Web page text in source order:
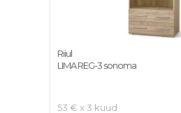
53 € x 3 kuud
Riiul
LIMA REG-3 sonoma